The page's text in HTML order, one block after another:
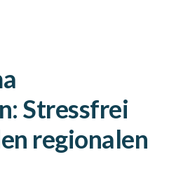
Stressfrei
regionalen